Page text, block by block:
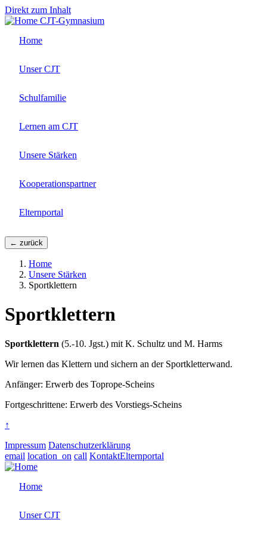
Direkt zum Inhalt
CJT-Gymnasium
Home
Unser CJT
Schulfamilie
Lernen am CJT
Unsere Stärken
Kooperationspartner
Elternportal
← zurück
Home
Unsere Stärken
Sportklettern
Sportklettern
Sportklettern (5.-10. Jgst.) mit K. Schultz und M. Harms
Wir lernen das Klettern und sichern an der Sportkletterwand.
Anfänger: Erwerb des Toprope-Scheins
Fortgeschrittene: Erwerb des Vorstiegs-Scheins
↑
Impressum Datenschutzerklärung
email location_on call KontaktElternportal
Home
Unser CJT